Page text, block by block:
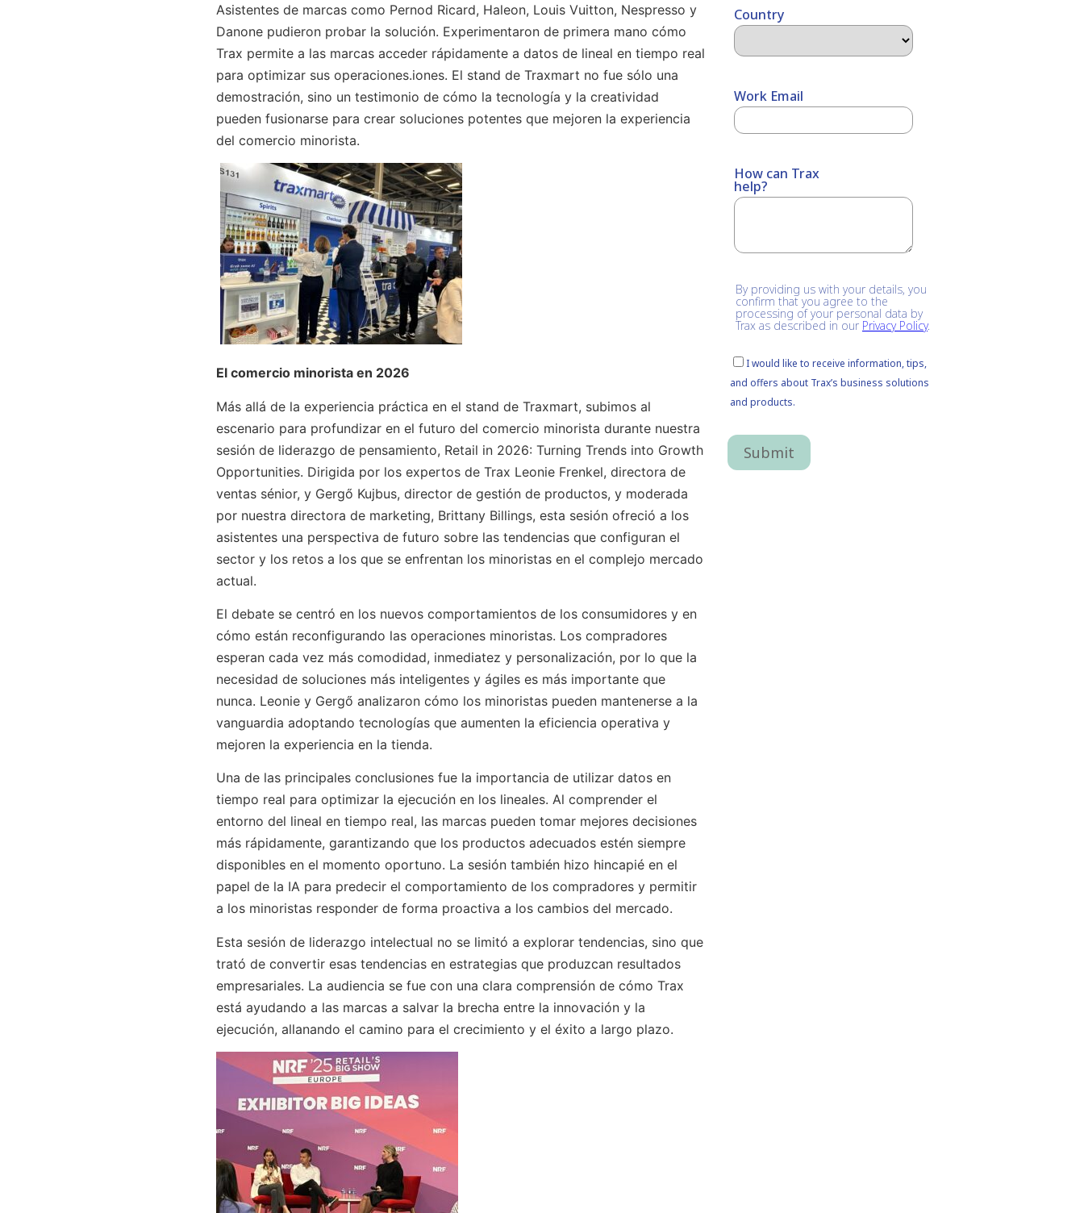
Asistentes de marcas como Pernod Ricard, Haleon, Louis Vuitton, Nespresso y
Danone pudieron probar la solución. Experimentaron de primera mano cómo
Trax permite a las marcas acceder rápidamente a datos de lineal en tiempo real
para optimizar sus operaciones.iones. El stand de Traxmart no fue sólo una
demostración, sino un testimonio de cómo la tecnología y la creatividad
pueden fusionarse para crear soluciones potentes que mejoren la experiencia
del comercio minorista.
El comercio minorista en 2026
Más allá de la experiencia práctica en el stand de Traxmart, subimos al
escenario para profundizar en el futuro del comercio minorista durante nuestra
sesión de liderazgo de pensamiento, Retail in 2026: Turning Trends into Growth
Opportunities. Dirigida por los expertos de Trax Leonie Frenkel, directora de
ventas sénior, y Gergő Kujbus, director de gestión de productos, y moderada
por nuestra directora de marketing, Brittany Billings, esta sesión ofreció a los
asistentes una perspectiva de futuro sobre las tendencias que configuran el
sector y los retos a los que se enfrentan los minoristas en el complejo mercado
actual.
El debate se centró en los nuevos comportamientos de los consumidores y en
cómo están reconfigurando las operaciones minoristas. Los compradores
esperan cada vez más comodidad, inmediatez y personalización, por lo que la
necesidad de soluciones más inteligentes y ágiles es más importante que
nunca. Leonie y Gergő analizaron cómo los minoristas pueden mantenerse a la
vanguardia adoptando tecnologías que aumenten la eficiencia operativa y
mejoren la experiencia en la tienda.
Una de las principales conclusiones fue la importancia de utilizar datos en
tiempo real para optimizar la ejecución en los lineales. Al comprender el
entorno del lineal en tiempo real, las marcas pueden tomar mejores decisiones
más rápidamente, garantizando que los productos adecuados estén siempre
disponibles en el momento oportuno. La sesión también hizo hincapié en el
papel de la IA para predecir el comportamiento de los compradores y permitir
a los minoristas responder de forma proactiva a los cambios del mercado.
Esta sesión de liderazgo intelectual no se limitó a explorar tendencias, sino que
trató de convertir esas tendencias en estrategias que produzcan resultados
empresariales. La audiencia se fue con una clara comprensión de cómo Trax
está ayudando a las marcas a salvar la brecha entre la innovación y la
ejecución, allanando el camino para el crecimiento y el éxito a largo plazo.